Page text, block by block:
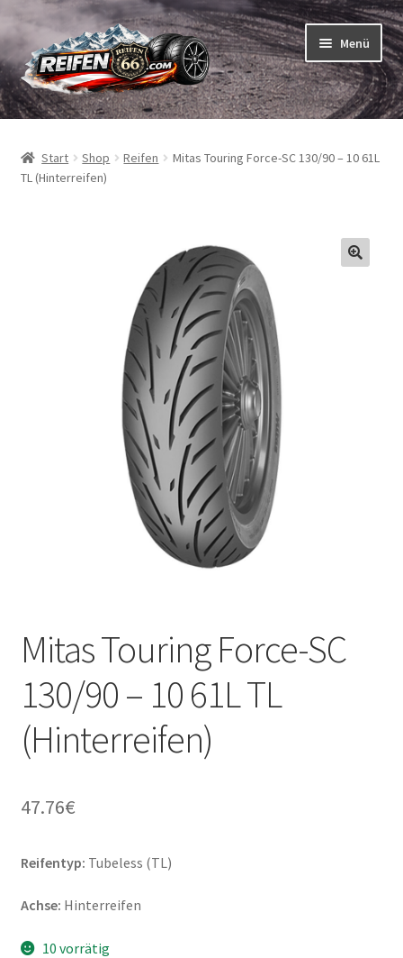
Zur
Navigation
springen
Zum
Inhalt
springen
Menü
Reifen
Schläuche
Start Shop Reifen
Mitas Touring Force-SC 130/90 – 10 61L
TL (Hinterreifen)
Mitas Touring Force-SC
130/90 – 10 61L TL
(Hinterreifen)
47.76€
Reifentyp: Tubeless (TL)
Achse: Hinterreifen
10 vorrätig